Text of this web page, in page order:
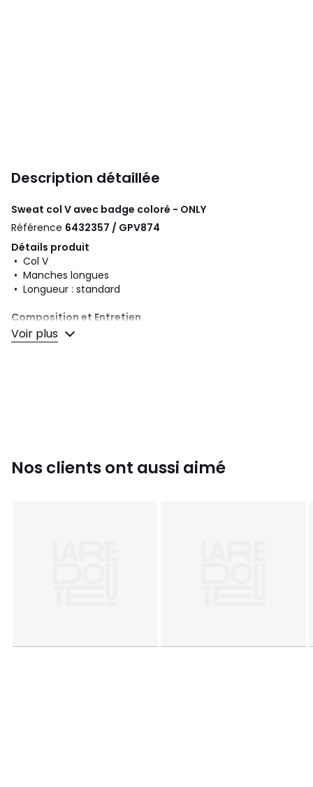
Description détaillée
Sweat col V avec badge coloré - ONLY
Référence 6432357 / GPV874
Détails produit
• Col V
• Manches longues
• Longueur : standard
Composition et Entretien
• 60% coton, 40% polyester
• Pour l'entretien, merci de vous référer aux indications
Voir plus
Nos clients ont aussi aimé